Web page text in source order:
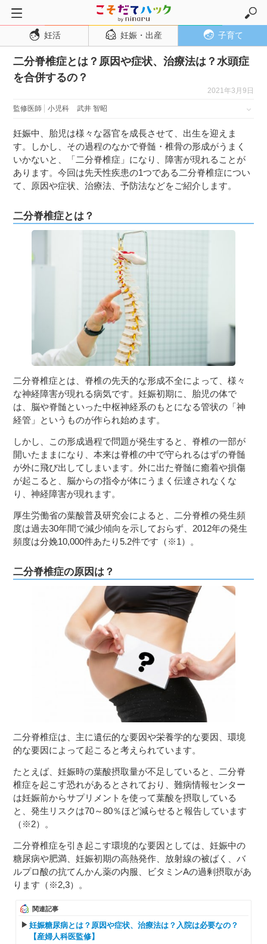
トップページ
妊活
妊娠・出産
妊娠中期
妊娠後期
出産
０歳児
２歳児
妊活 妊娠・出産 子育て
二分脊椎症とは？原因や症状、治療法は？水頭症
を合併するの？
2021年3月9日
監修医師 小児科 武井 智昭
妊娠中、胎児は様々な器官を成長させて、出生を迎えま
す。しかし、その過程のなかで脊髄・椎骨の形成がうまく
いかないと、「二分脊椎症」になり、障害が現れることが
あります。今回は先天性疾患の1つである二分脊椎症につい
て、原因や症状、治療法、予防法などをご紹介します。
二分脊椎症とは？
二分脊椎症とは、脊椎の先天的な形成不全によって、様々
な神経障害が現れる病気です。妊娠初期に、胎児の体で
は、脳や脊髄といった中枢神経系のもとになる管状の「神
経管」というものが作られ始めます。
しかし、この形成過程で問題が発生すると、脊椎の一部が
開いたままになり、本来は脊椎の中で守られるはずの脊髄
が外に飛び出してしまいます。外に出た脊髄に癒着や損傷
が起こると、脳からの指令が体にうまく伝達されなくな
り、神経障害が現れます。
厚生労働省の葉酸普及研究会によると、二分脊椎の発生頻
度は過去30年間で減少傾向を示しておらず、2012年の発生
頻度は分娩10,000件あたり5.2件です（※1）。
二分脊椎症の原因は？
二分脊椎症は、主に遺伝的な要因や栄養学的な要因、環境
的な要因によって起こると考えられています。
たとえば、妊娠時の葉酸摂取量が不足していると、二分脊
椎症を起こす恐れがあるとされており、難病情報センター
は妊娠前からサプリメントを使って葉酸を摂取している
と、発生リスクは70～80％ほど減らせると報告しています
（※2）。
二分脊椎症を引き起こす環境的な要因としては、妊娠中の
糖尿病や肥満、妊娠初期の高熱発作、放射線の被ばく、バ
ルプロ酸の抗てんかん薬の内服、ビタミンAの過剰摂取があ
ります（※2,3）。
関連記事
妊娠糖尿病とは？原因や症状、治療法は？入院は必要なの？
【産婦人科医監修】